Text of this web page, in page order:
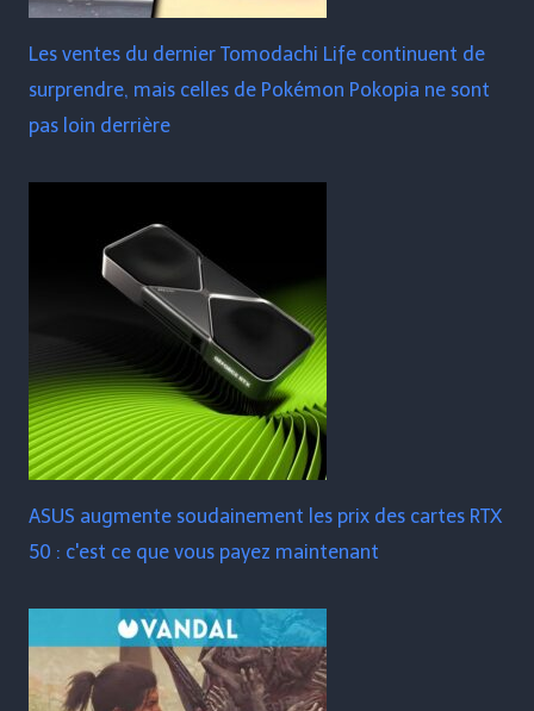
Les ventes du dernier Tomodachi Life continuent de
surprendre, mais celles de Pokémon Pokopia ne sont
pas loin derrière
ASUS augmente soudainement les prix des cartes RTX
50 : c'est ce que vous payez maintenant